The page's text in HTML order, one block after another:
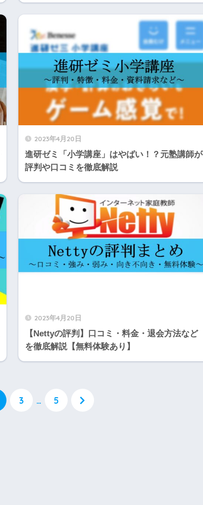
2023年4月20日
進研ゼミ「小学講座」はやばい！？元塾講師が
評判や口コミを徹底解説
2023年4月20日
【Nettyの評判】口コミ・料金・退会方法など
を徹底解説【無料体験あり】
3 … 5